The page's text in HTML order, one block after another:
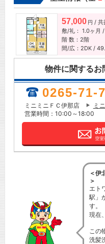
57,000 円 / 共
敷/礼： 1.0ヶ月 /
階 数：2階
間/広：2DK /
物件に関するお
0265-71-
ミニミニＦＣ伊那店
ミ
営業時間：10:00～18:00
＜伊
＞
エト
駅」
す。
現在
この
洗髪